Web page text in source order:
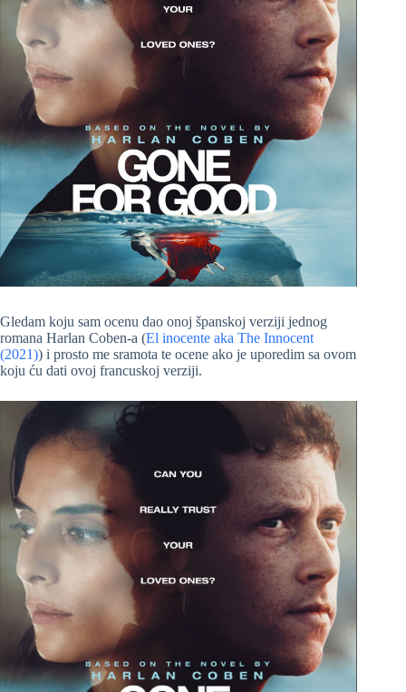
Gledam koju sam ocenu dao onoj španskoj verziji jednog
romana Harlan Coben-a (El inocente aka The Innocent
(2021)) i prosto me sramota te ocene ako je uporedim sa ovom
koju ću dati ovoj francuskoj verziji.